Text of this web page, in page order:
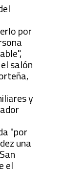
por
salón
y
"por
una
el